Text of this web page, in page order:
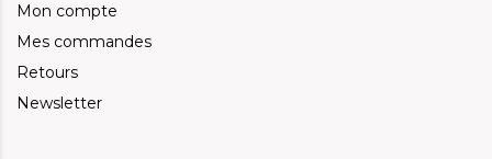
Mon compte
Mes commandes
Retours
Newsletter